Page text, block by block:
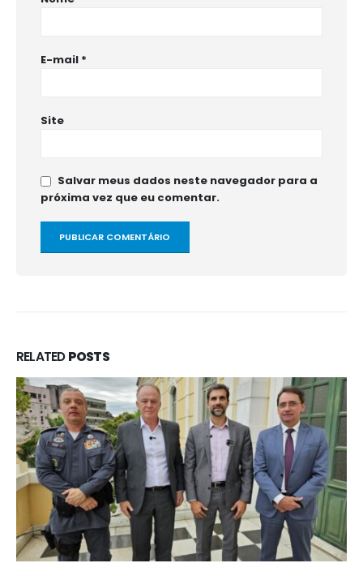
E-mail *
Site
Salvar meus dados neste navegador para a
próxima vez que eu comentar.
RELATEDPOSTS